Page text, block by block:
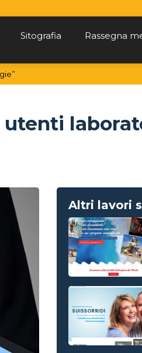
Sitografia Rassegna
Altri lavori